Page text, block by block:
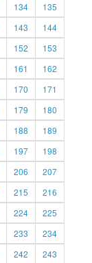
134
135
143
144
152
153
161
162
170
171
179
180
188
189
197
198
206
207
215
216
224
225
233
234
242 243